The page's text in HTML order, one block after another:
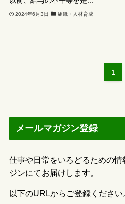
2024年6月3日 組織・人材育成
1
メールマガジン登録
仕事や日常をいろどるための
ジンにてお届けします。
以下のURLからご登録ください